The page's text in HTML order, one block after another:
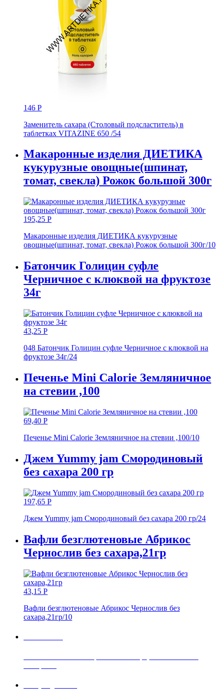
146 Р
Заменитель сахара (Столовый подсластитель) в
таблетках VITAZINE 650 /54
Макаронные изделия ДИЕТИКА
кукурузные овощные(шпинат,
томат, свекла) Рожок большой 300г
195,25 Р
Макаронные изделия ДИЕТИКА кукурузные
овощные(шпинат, томат, свекла) Рожок большой 300г/10
Батончик Голицин суфле
Черничное с клюквой на фруктозе
34г
43,25 Р
048 Батончик Голицин суфле Черничное с клюквой на
фруктозе 34г/24
Печенье Mini Calorie Земляничное
на стевии ,100
69,40 Р
Печенье Mini Calorie Земляничное на стевии ,100/10
Джем Yummy jam Смородиновый
без сахара 200 гр
197,65 Р
Джем Yummy jam Смородиновый без сахара 200 гр/24
Вафли безглютеновые Абрикос
Чернослив без сахара,21гр
43,15 Р
Вафли безглютеновые Абрикос Чернослив без
сахара,21гр/10